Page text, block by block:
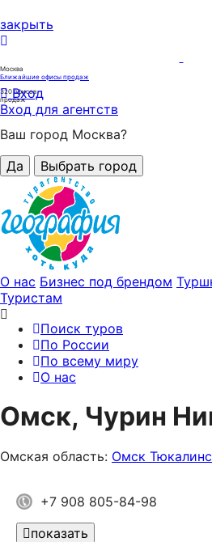
закрыть
Москва
Ближайшие офисы продаж
320офисов
продаж
Вход
Вход для агентств
Ваш город Москва?
Да
Выбрать город
О нас Бизнес под брендом
Туристам
Поиск туров
По России
По всему миру
О нас
Омск, Чурин
Омская область: Омск
+7 908 805-84-98
показать